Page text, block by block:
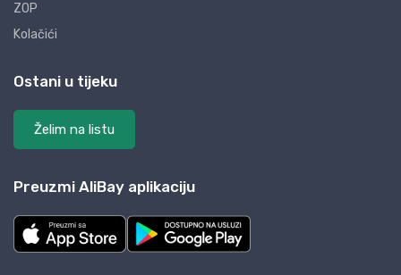
ZOP
Kolačići
Ostani u tijeku
Želim na listu
Preuzmi AliBay aplikaciju